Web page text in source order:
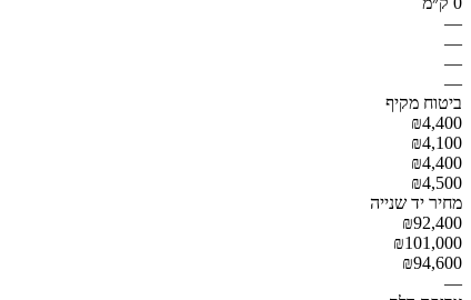
—
—
—
—
ביטוח מקיף
₪4,400
₪4,100
₪4,400
₪4,500
מחיר יד שנייה
₪92,400
₪101,000
₪94,600
—